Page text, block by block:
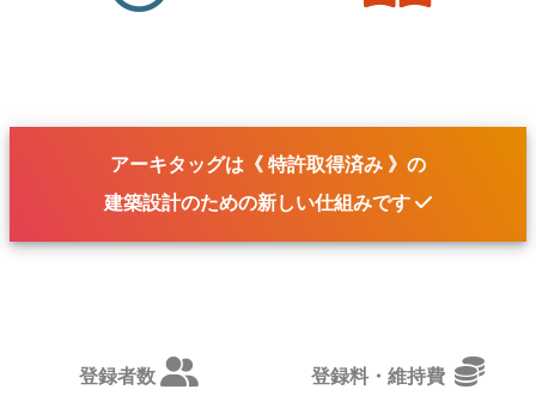
アーキタッグは《 特許取得済み 》の
建築設計のための新しい仕組みです
登録者数 登録料・維持費